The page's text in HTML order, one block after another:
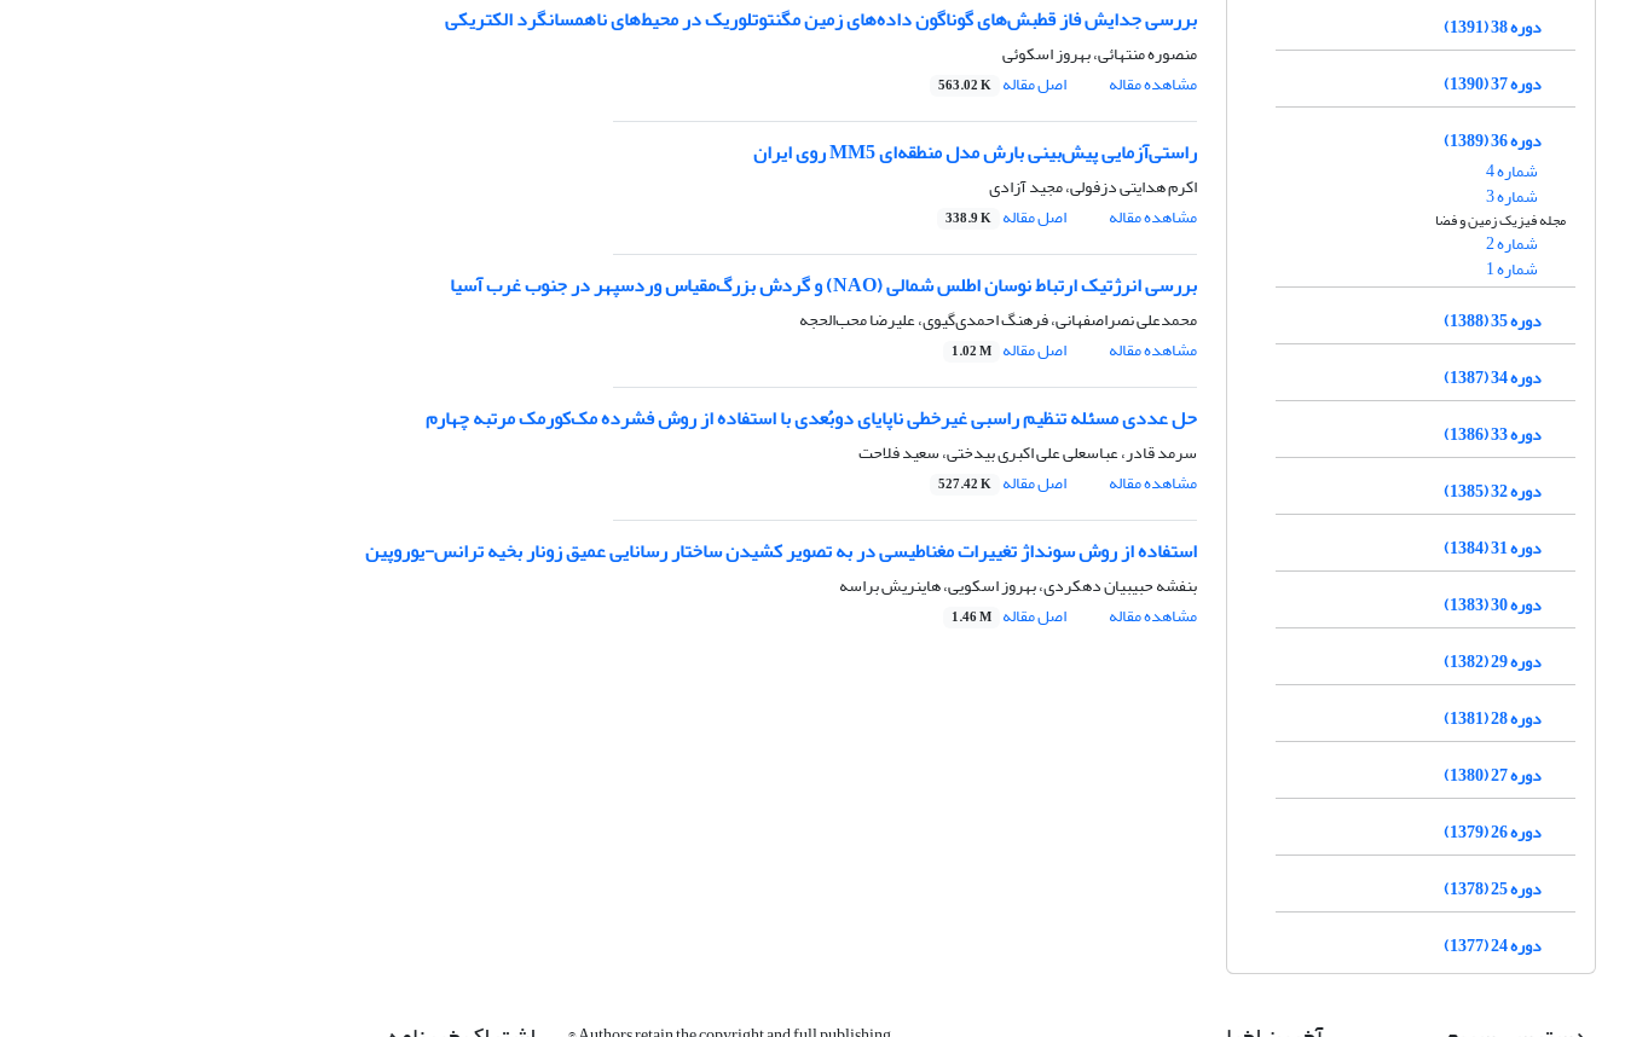
بررسی جدایش فاز قطبش‌های گوناگون داده‌های زمین مگنتوتلوریک در محیط‌های ناهمسانگرد الکتریکی
منصوره منتهائی، بهروز اسکوئی
مشاهده مقاله
اصل مقاله 563.02 K
راستی‌آزمایی پیش‌بینی بارش مدل منطقه‌ای MM5 روی ایران
اکرم هدایتی دزفولی، مجید آزادی
مشاهده مقاله
اصل مقاله 338.9 K
بررسی انرژتیک ارتباط نوسان اطلس شمالی (NAO) و گردش بزرگ‌مقیاس وردسپهر در جنوب غرب آسیا
محمدعلی نصراصفهانی، فرهنگ احمدی‌گیوی، علیرضا محب‌الحجه
مشاهده مقاله
اصل مقاله 1.02 M
حل عددی مسئله تنظیم راسبی غیرخطی ناپایای دوبُعدی با استفاده از روش فشرده مک‌کورمک مرتبه چهارم
سرمد قادر، عباسعلی علی اکبری بیدختی، سعید فلاحت
مشاهده مقاله
اصل مقاله 527.42 K
استفاده از روش سونداژ تغییرات مغناطیسی در به تصویر کشیدن ساختار رسانایی عمیق زونار بخیه ترانس-یوروپین
بنفشه حبیبیان دهکردی، بهروز اسکویی، هاینریش براسه
مشاهده مقاله
اصل مقاله 1.46 M
دوره 38 (1391)
دوره 37 (1390)
دوره 36 (1389)
شماره 4
شماره 3
مجله فیزیک زمین و فضا
شماره 2
شماره 1
دوره 35 (1388)
دوره 34 (1387)
دوره 33 (1386)
دوره 32 (1385)
دوره 31 (1384)
دوره 30 (1383)
دوره 29 (1382)
دوره 28 (1381)
دوره 27 (1380)
دوره 26 (1379)
دوره 25 (1378)
دوره 24 (1377)